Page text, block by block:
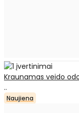
Kraunamas veido
..
Naujiena